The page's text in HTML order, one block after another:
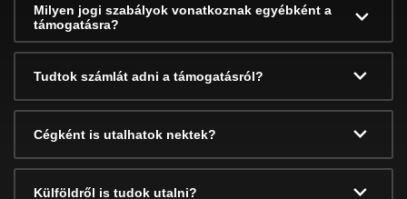
Milyen jogi szabályok vonatkoznak egyébként a
támogatásra?
Tudtok számlát adni a támogatásról?
Cégként is utalhatok nektek?
Külföldről is tudok utalni?